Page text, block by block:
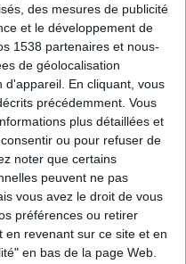
des mesures de publicité
et le développement de
1538 partenaires et nous-
de géolocalisation
d'appareil. En cliquant, vous
précédemment. Vous
plus détaillées et
ou pour refuser de
noter que certains
peuvent ne pas
vous avez le droit de vous
préférences ou retirer
revenant sur ce site et en
en bas de la page Web.
vous perdre ?
Plus de
10 kilos
Voir tout
questions en live